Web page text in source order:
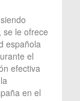
se le ofrece
española
el
efectiva
en el